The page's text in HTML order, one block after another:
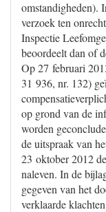
omstandigheden).
verzoek ten
Inspectie
beoordeelt dan of
Op 27 februari
31 936, nr. 132)
op grond van de
worden
de uitspraak van
23 oktober 2012
naleven. In de
gegeven van het
verklaarde